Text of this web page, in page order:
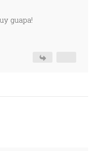
guapa!